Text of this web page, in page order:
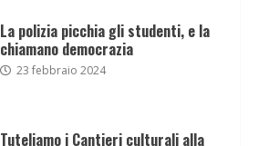
La polizia picchia gli studenti, e la
chiamano democrazia
23 febbraio 2024
Tuteliamo i Cantieri culturali alla